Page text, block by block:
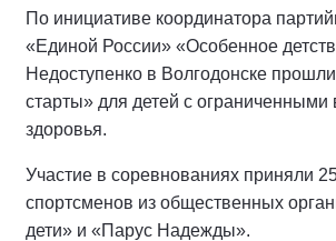
По инициативе координатора
«Единой России» «Особенное
Недоступенко в Волгодонске
старты» для детей с
здоровья.
Участие в соревнованиях приняли
спортсменов из общественных
дети» и «Парус Надежды».